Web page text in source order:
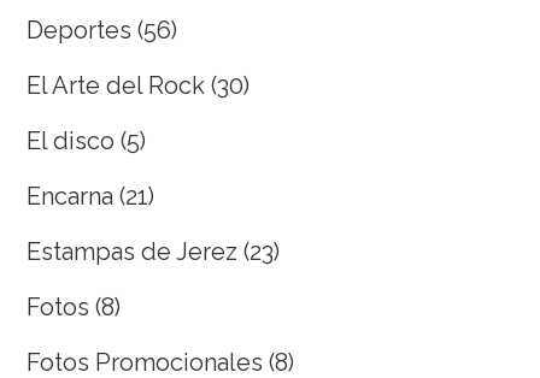
Deportes (56)
El Arte del Rock (30)
El disco (5)
Encarna (21)
Estampas de Jerez (23)
Fotos (8)
Fotos Promocionales (8)